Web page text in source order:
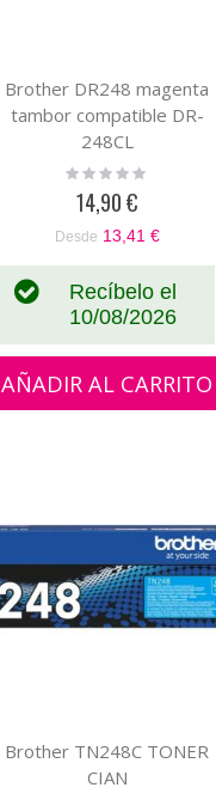
Brother DR248 magenta
tambor compatible DR-
248CL
Rating:
14,90 €
Desde 13,41 €
Recíbelo el
10/08/2026
AÑADIR AL CARRITO
Brother TN248C TONER
CIAN